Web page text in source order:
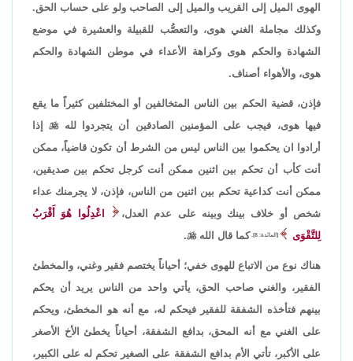
الهوى الميل إلى القريب والميل إلى الصاحب ولو على حساب الحق.
وكذلك مجاملة الغني هوى، والتعصُّب للقبيلة والعشيرة في موضع
الشهادة والحكم هوى وكراهة الأعداء في موطن الشهادة والحكم
هوى، والأهواء أصناف.
فإذن، قضية الحكم بين الناس المتخالفين أو المختلفين كثيراً ما يقع
فيها هوى، فيجب على المؤمنين الصادقين أن يتجردوا للهإذا
أرادوا ان يحكموا بين الناس ليس من الشرط أن تكون قاضياً، ممكن
أنت كأب أن تحكم بين اثنين ممكن أنت كرجل تحكم بين صديقين،
ممكن أنت كداعية تحكم بين اثنين من الناس، فإذن، لا يجرمنك عداء
شخص أو خلاف بينك وبينه على عدم العدل،
اعْدِلُوا هُوَ أَقْرَبُ
لِلتَّقْوَى
[المائدة: 8]. كما قال الله
.
هناك نوع من الاتباع للهوى خفي؛ أحياناً يختصم فقير وغني، والمخطئ
الفقير، والغني صاحب الحق، يأتي واحد من الناس يريد أن يحكم
بينهم فتأخذه الشفقة للفقير فيحكم له، مع أنه هو المخطئ، ويحكم
على الغني مع أنه المحق، بدافع الشفقة، أحياناً يخطئ الأخ الأصغر
على الأكبر، تأتي الأم بدافع الشفقة على الصغير تحكم له على الكبير،